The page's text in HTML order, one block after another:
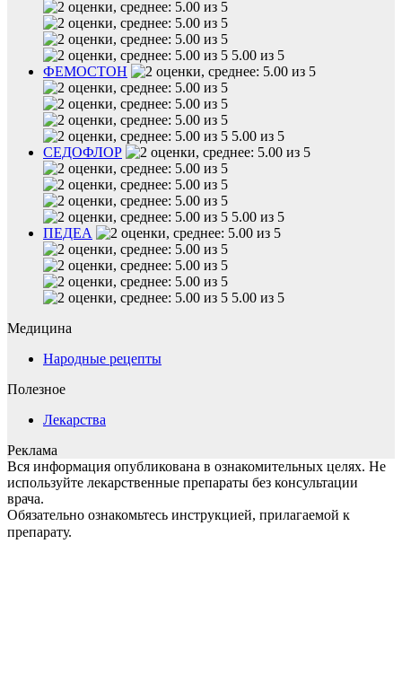
5.00 из 5
ФЕМОСТОН
5.00 из 5
СЕДОФЛОР
5.00 из 5
ПЕДЕА
5.00 из 5
Медицина
Народные рецепты
Полезное
Лекарства
Реклама
Вся информация опубликована в ознакомительных целях. Не
используйте лекарственные препараты без консультации
врача.
Обязательно ознакомьтесь инструкцией, прилагаемой к
препарату.